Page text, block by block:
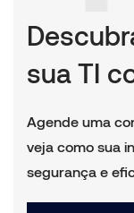
sua TI
Agende uma
veja como sua
segurança e